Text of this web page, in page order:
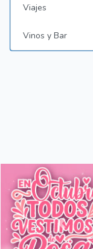
Viajes
Vinos y Bar
Anterior